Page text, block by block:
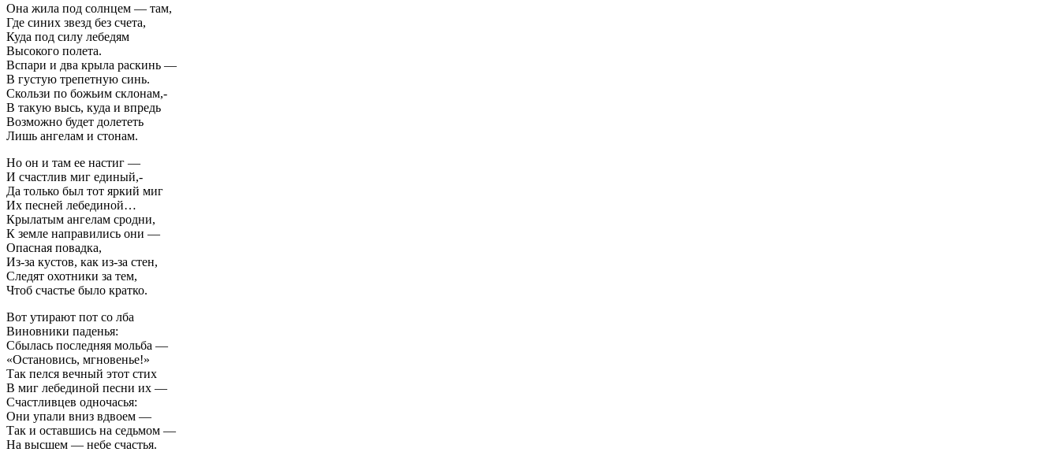
Она жила под солнцем — там,
Где синих звезд без счета,
Куда под силу лебедям
Высокого полета.
Вспари и два крыла раскинь —
В густую трепетную синь.
Скользи по божьим склонам,-
В такую высь, куда и впредь
Возможно будет долететь
Лишь ангелам и стонам.
Но он и там ее настиг —
И счастлив миг единый,-
Да только был тот яркий миг
Их песней лебединой…
Крылатым ангелам сродни,
К земле направились они —
Опасная повадка,
Из-за кустов, как из-за стен,
Следят охотники за тем,
Чтоб счастье было кратко.
Вот утирают пот со лба
Виновники паденья:
Сбылась последняя мольба —
«Остановись, мгновенье!»
Так пелся вечный этот стих
В миг лебединой песни их —
Счастливцев одночасья:
Они упали вниз вдвоем —
Так и оставшись на седьмом —
На высшем — небе счастья.